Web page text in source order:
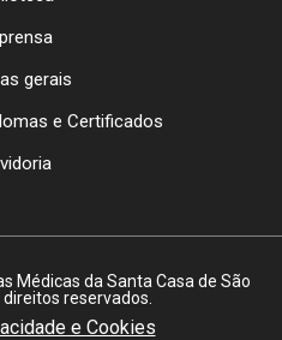
gerais
e Certificados
Médicas da Santa Casa de São
reservados.
e Cookies